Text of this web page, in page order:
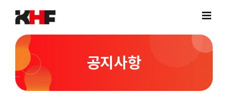
content
공지사항